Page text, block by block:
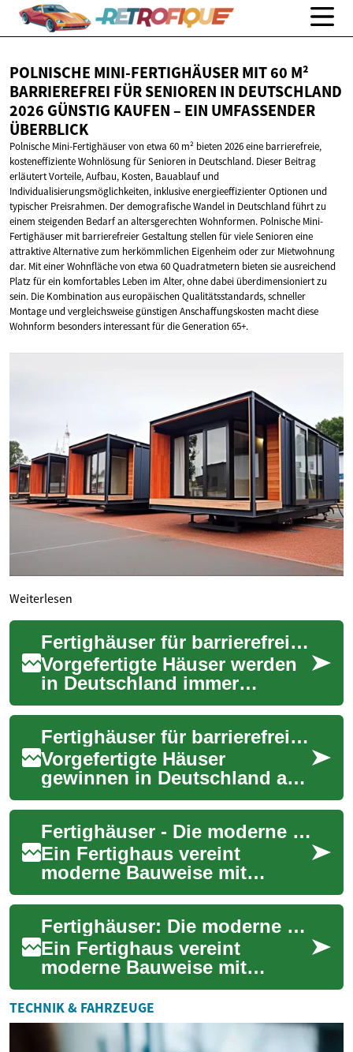
POLNISCHE MINI-FERTIGHÄUSER MIT 60 M²
BARRIEREFREI FÜR SENIOREN IN DEUTSCHLAND
2026 GÜNSTIG KAUFEN – EIN UMFASSENDER
ÜBERBLICK
Polnische Mini-Fertighäuser von etwa 60 m² bieten 2026 eine barrierefreie,
kosteneffiziente Wohnlösung für Senioren in Deutschland. Dieser Beitrag
erläutert Vorteile, Aufbau, Kosten, Bauablauf und
Individualisierungsmöglichkeiten, inklusive energieeffizienter Optionen und
typischer Preisrahmen. Der demografische Wandel in Deutschland führt zu
einem steigenden Bedarf an altersgerechten Wohnformen. Polnische Mini-
Fertighäuser mit barrierefreier Gestaltung stellen für viele Senioren eine
attraktive Alternative zum herkömmlichen Eigenheim oder zur Mietwohnung
dar. Mit einer Wohnfläche von etwa 60 Quadratmetern bieten sie ausreichend
Platz für ein komfortables Leben im Alter, ohne dabei überdimensioniert zu
sein. Die Kombination aus europäischen Qualitätsstandards, schneller
Montage und vergleichsweise günstigen Anschaffungskosten macht diese
Wohnform besonders interessant für die Generation 65+.
Weiterlesen
Fertighäuser für barrierefreies Wohnen im Alter
Vorgefertigte Häuser werden
in Deutschland immer
relevanter für altersgerechtes,
barrierefreies Wohnen. Sie
bieten sc...
Fertighäuser für barrierefreies und altersgerechtes Wohnen
Vorgefertigte Häuser
gewinnen in Deutschland an
Bedeutung als praktische
Lösung für barrierefreies und
altersgerechte...
Fertighäuser - Die moderne Lösung für flexibles Wohnen
Ein Fertighaus vereint
moderne Bauweise mit
Effizienz und Nachhaltigkeit.
Diese innovative Wohnform
gewinnt in Deutsc...
Fertighäuser: Die moderne Wohnlösung für jeden Lebensabschnitt
Ein Fertighaus vereint
moderne Bauweise mit
Effizienz und Nachhaltigkeit.
Diese innovative Wohnform
gewinnt in Deutsc...
TECHNIK & FAHRZEUGE